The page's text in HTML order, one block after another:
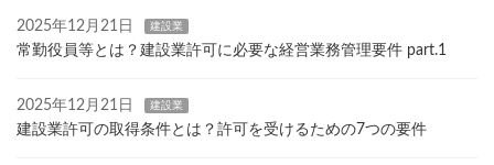
2025年12月21日 建設業
常勤役員等とは？建設業許可に必要な経営業務管理要件 part.1
2025年12月21日 建設業
建設業許可の取得条件とは？許可を受けるための7つの要件